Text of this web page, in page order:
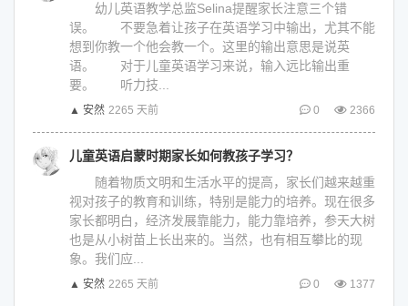
幼儿英语教学总监Selina提醒家长注意三个错
误。 不要急着让孩子在英语学习中输出，尤其不能
想到你教一个他会教一个。这里的输出意思是说英
语。 对于儿童英语学习来说，输入远比输出重
要。 听力技...
▲ 安然 2265 天前 0 2366
儿童英语启蒙时期家长如何教孩子学习？
随着物质文明和生活水平的提高，家长们越来越重
视对孩子的教育和训练，特别是能力的培养。现在很多
家长都明白，经济发展靠能力，能力靠培养，参天大树
也是从小树苗上长出来的。当然，也有相互攀比的现
象。我们应...
▲ 安然 2265 天前 0 1377